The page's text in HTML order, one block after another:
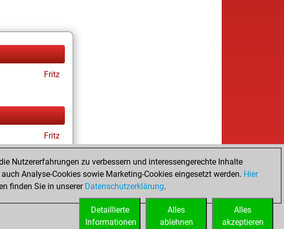
Fritz
Fritz
Nutzererfahrungen zu verbessern und interessengerechte Inhalte
Analyse-Cookies sowie Marketing-Cookies eingesetzt werden. Hier
finden Sie in unserer Datenschutzerklärung.
Alles
akzeptieren
Alles
ablehnen
Detaillierte
Informationen